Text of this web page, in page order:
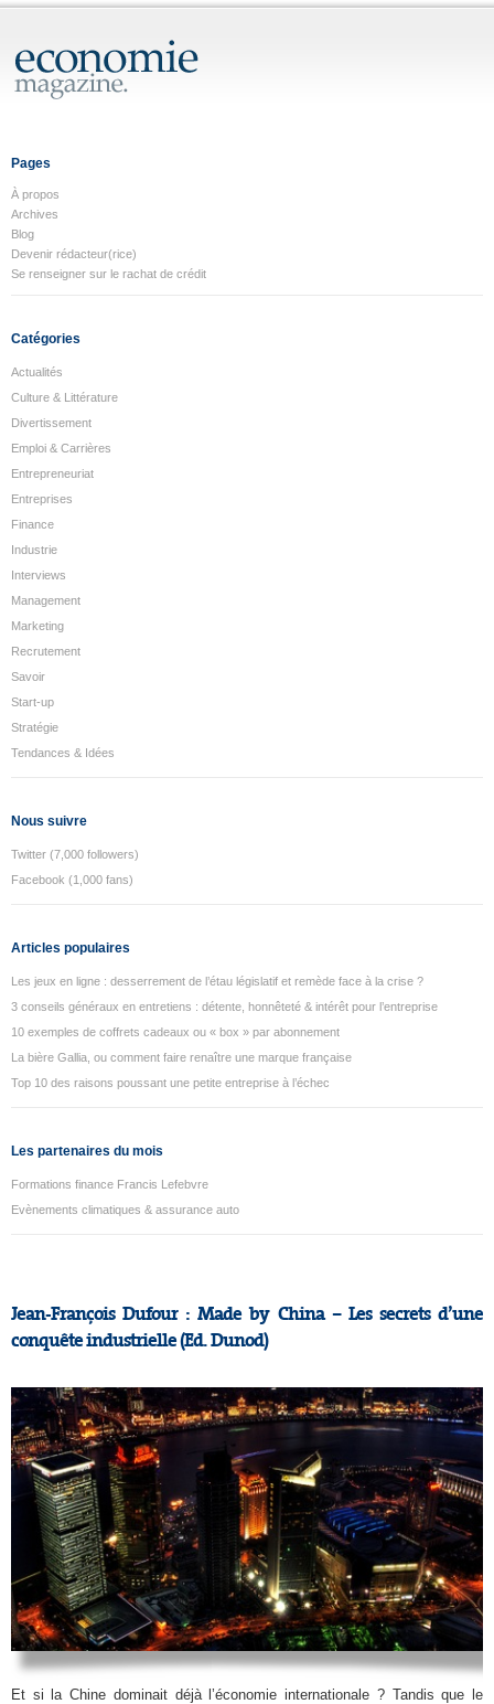
Pages
À propos
Archives
Blog
Devenir rédacteur(rice)
Se renseigner sur le rachat de crédit
Catégories
Actualités
Culture & Littérature
Divertissement
Emploi & Carrières
Entrepreneuriat
Entreprises
Finance
Industrie
Interviews
Management
Marketing
Recrutement
Savoir
Start-up
Stratégie
Tendances & Idées
Nous suivre
Twitter (7,000 followers)
Facebook (1,000 fans)
Articles populaires
Les jeux en ligne : desserrement de l’étau législatif et remède face à la crise ?
3 conseils généraux en entretiens : détente, honnêteté & intérêt pour l’entreprise
10 exemples de coffrets cadeaux ou « box » par abonnement
La bière Gallia, ou comment faire renaître une marque française
Top 10 des raisons poussant une petite entreprise à l’échec
Les partenaires du mois
Formations finance Francis Lefebvre
Evènements climatiques & assurance auto
Jean-François Dufour : Made by China – Les secrets d’une
conquête industrielle (Ed. Dunod)
Et si la Chine dominait déjà l’économie internationale ? Tandis que le